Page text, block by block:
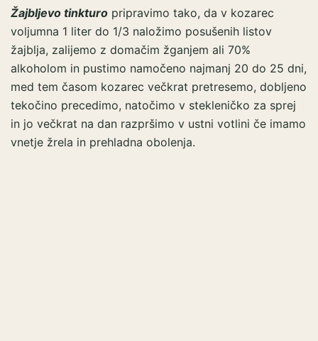
Žajbljevo tinkturo pripravimo tako, da v kozarec
voljumna 1 liter do 1/3 naložimo posušenih listov
žajblja, zalijemo z domačim žganjem ali 70%
alkoholom in pustimo namočeno najmanj 20 do 25 dni,
med tem časom kozarec večkrat pretresemo, dobljeno
tekočino precedimo, natočimo v stekleničko za sprej
in jo večkrat na dan razpršimo v ustni votlini če imamo
vnetje žrela in prehladna obolenja.